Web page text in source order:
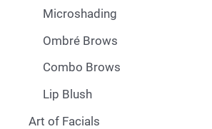
Microshading
Ombré Brows
Combo Brows
Lip Blush
Art of Facials